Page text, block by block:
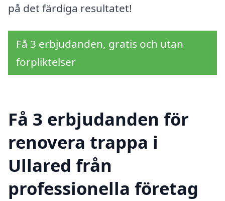
på det färdiga resultatet!
Få 3 erbjudanden, gratis och utan
förpliktelser
Få 3 erbjudanden för
renovera trappa i
Ullared från
professionella företag